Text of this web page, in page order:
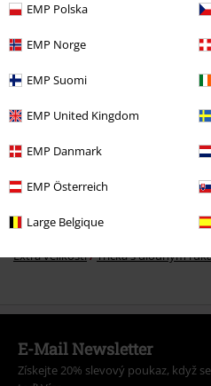
EMP Polska
EMP Norge
EMP Suomi
EMP United Kingdom
EMP Danmark
EMP Österreich
Large Belgique
Kč 1.359,00
More categories. More options.
Oblečení Sportswear